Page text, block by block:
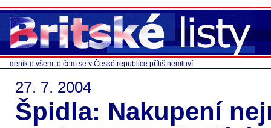
deník o všem, o čem se v České republice příliš nemluví
27. 7. 2004
Špidla: Nakupení